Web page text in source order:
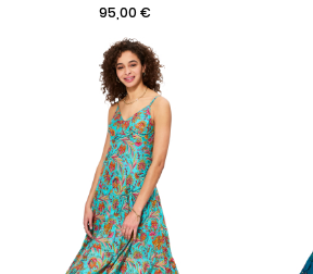
Prix
95,00 €